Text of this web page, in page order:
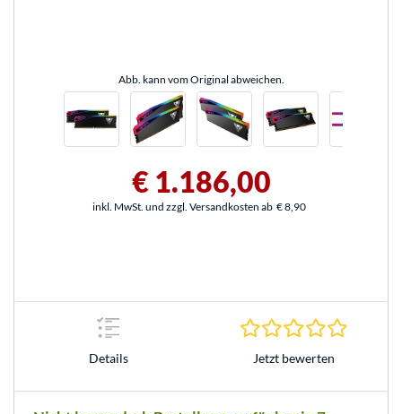
Abb. kann vom Original abweichen.
€ 1.186,00
inkl. MwSt. und zzgl. Versandkosten ab € 8,90
Details Jetzt bewerten